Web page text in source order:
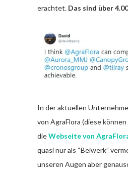
erachtet. Das sind über
In der aktuellen
von AgraFlora (diese können
dieWebseite von
quasi nur als “Beiwerk”
unseren Augen aber